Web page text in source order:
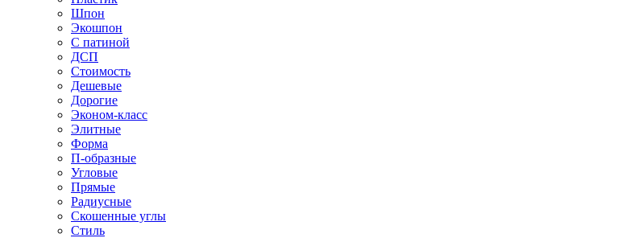
Шпон
Экошпон
С патиной
ДСП
Стоимость
Дешевые
Дорогие
Эконом-класс
Элитные
Форма
П-образные
Угловые
Прямые
Радиусные
Скошенные углы
Стиль